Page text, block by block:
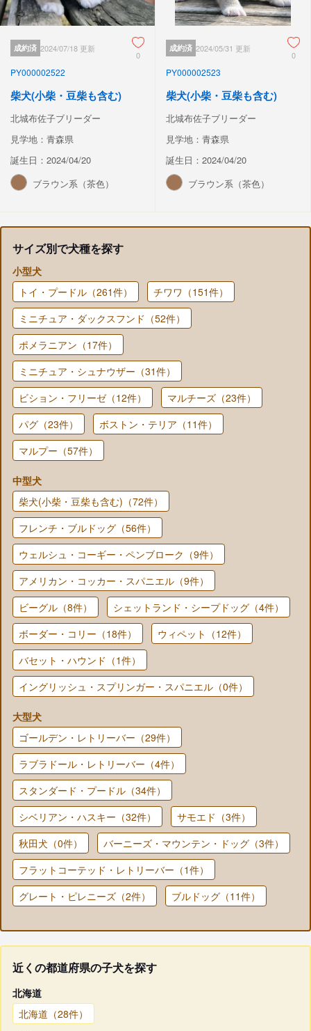
成約済 2024/07/18 更新
0
PY000002522
柴犬(小柴・豆柴も含む)
北城布佐子ブリーダー
見学地：青森県
誕生日：2024/04/20
ブラウン系（茶色）
成約済 2024/05/31 更新
0
PY000002523
柴犬(小柴・豆柴も含む)
北城布佐子ブリーダー
見学地：青森県
誕生日：2024/04/20
ブラウン系（茶色）
サイズ別で犬種を探す
小型犬
トイ・プードル（261件）
チワワ（151件）
ミニチュア・ダックスフンド（52件）
ポメラニアン（17件）
ミニチュア・シュナウザー（31件）
ビション・フリーゼ（12件）
マルチーズ（23件）
パグ（23件）
ボストン・テリア（11件）
マルプー（57件）
中型犬
柴犬(小柴・豆柴も含む)（72件）
フレンチ・ブルドッグ（56件）
ウェルシュ・コーギー・ペンブローク（9件）
アメリカン・コッカー・スパニエル（9件）
ビーグル（8件）
シェットランド・シープドッグ（4件）
ボーダー・コリー（18件）
ウィペット（12件）
バセット・ハウンド（1件）
イングリッシュ・スプリンガー・スパニエル（0件）
大型犬
ゴールデン・レトリーバー（29件）
ラブラドール・レトリーバー（4件）
スタンダード・プードル（34件）
シベリアン・ハスキー（32件）
サモエド（3件）
秋田犬（0件）
バーニーズ・マウンテン・ドッグ（3件）
フラットコーテッド・レトリーバー（1件）
グレート・ピレニーズ（2件）
ブルドッグ（11件）
近くの都道府県の子犬を探す
北海道
北海道（28件）